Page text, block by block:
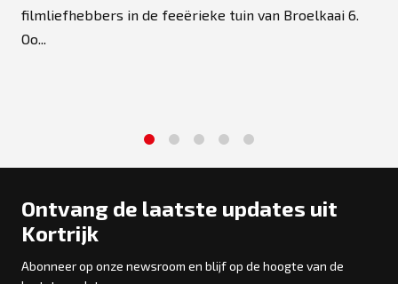
filmliefhebbers in de feeërieke tuin van Broelkaai 6.
Oo...
Ontvang de laatste updates uit
Kortrijk
Abonneer op onze newsroom en blijf op de hoogte van de